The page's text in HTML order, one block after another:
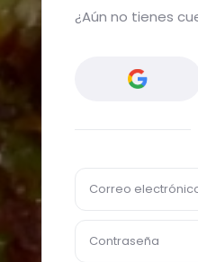
¿Aún no tienes
Correo
Contraseña